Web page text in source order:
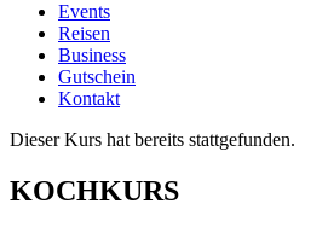
Events
Reisen
Business
Gutschein
Kontakt
Dieser Kurs hat bereits stattgefunden.
KOCHKURS